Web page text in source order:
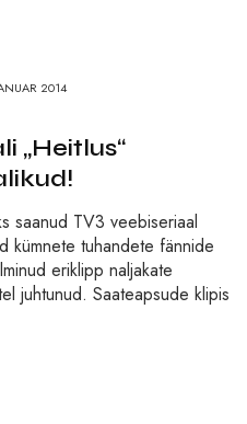
2014
„Heitlus“
saanud TV3 veebiseriaal
kümnete tuhandete fännide
eriklipp naljakate
juhtunud. Saateapsude klipis